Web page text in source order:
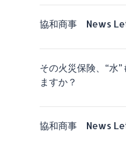
協和商事 News
その火災保険、“水
ますか？
協和商事 News